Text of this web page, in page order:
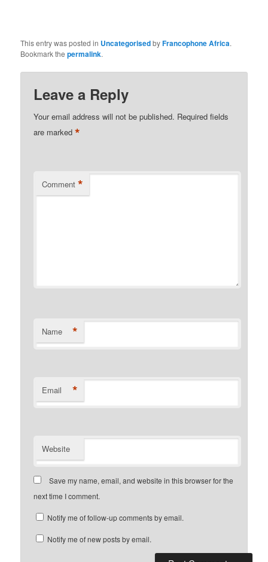
This entry was posted in UncategorisedbyFrancophone Africa.
Bookmark thepermalink.
Leave a Reply
Your email address will not be published. Required fields
are marked*
Comment *
Name *
Email *
Website
Save my name, email, and website in this browser for the
next time I comment.
Notify me of follow-up comments by email.
Notify me of new posts by email.